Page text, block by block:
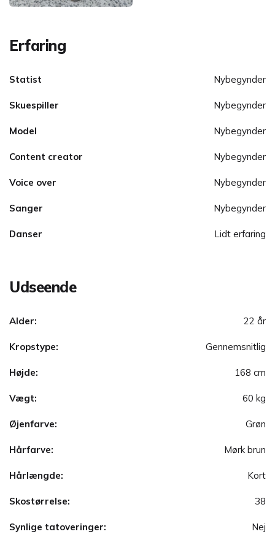
Erfaring
Statist Nybegynder
Skuespiller Nybegynder
Model Nybegynder
Content creator Nybegynder
Voice over Nybegynder
Sanger Nybegynder
Danser Lidt erfaring
Udseende
Alder: 22 år
Kropstype: Gennemsnitlig
Højde: 168 cm
Vægt: 60 kg
Øjenfarve: Grøn
Hårfarve: Mørk brun
Hårlængde: Kort
Skostørrelse: 38
Synlige tatoveringer: Nej